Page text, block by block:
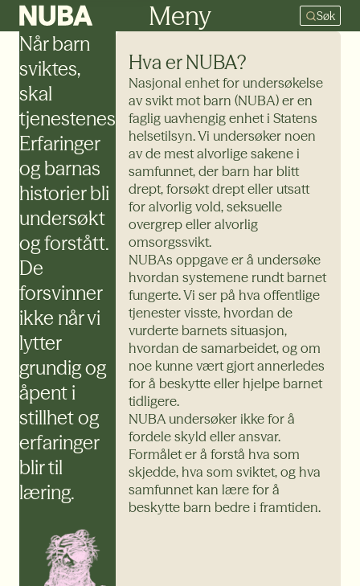
Meny Søk
Når barn
sviktes,
skal
tjenestenes
Erfaringer
og barnas
historier bli
undersøkt
og forstått.
De
forsvinner
ikke når vi
lytter
grundig og
åpent i
stillhetog
erfaringer
blir til
læring.
Hva er NUBA?
Nasjonal enhet for undersøkelse
av svikt mot barn (NUBA) er en
faglig uavhengig enhet i Statens
helsetilsyn. Vi undersøker noen
av de mest alvorlige sakene i
samfunnet, der barn har blitt
drept, forsøkt drept eller utsatt
for alvorlig vold, seksuelle
overgrep eller alvorlig
omsorgssvikt.
NUBAs oppgave er å undersøke
hvordan systemene rundt barnet
fungerte. Vi ser på hva offentlige
tjenester visste, hvordan de
vurderte barnets situasjon,
hvordan de samarbeidet, og om
noe kunne vært gjort annerledes
for å beskytte eller hjelpe barnet
tidligere.
NUBA undersøker ikke for å
fordele skyld eller ansvar.
Formålet er å forstå hva som
skjedde, hva som sviktet, og hva
samfunnet kan lære for å
beskytte barn bedre i framtiden.